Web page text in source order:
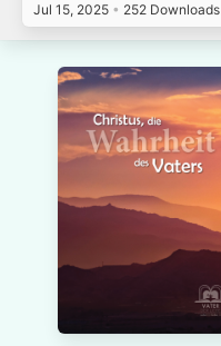
Jul 15, 2025 • 252 Downloads